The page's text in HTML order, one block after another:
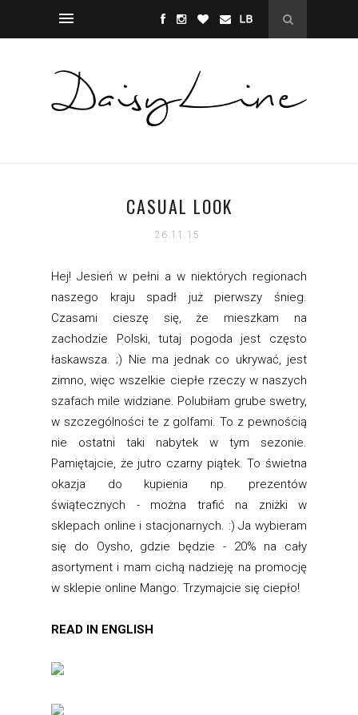
CASUAL LOOK
26.11.15
Hej! Jesień w pełni a w niektórych regionach
naszego kraju spadł już pierwszy śnieg.
Czasami cieszę się, że mieszkam na
zachodzie Polski, tutaj pogoda jest często
łaskawsza. ;) Nie ma jednak co ukrywać, jest
zimno, więc wszelkie ciepłe rzeczy w naszych
szafach mile widziane. Polubiłam grube swetry,
w szczególności te z golfami. To z pewnością
nie ostatni taki nabytek w tym sezonie.
Pamiętajcie, że jutro czarny piątek. To świetna
okazja do kupienia np. prezentów
świątecznych - można trafić na zniżki w
sklepach online i stacjonarnych. :) Ja wybieram
się do Oysho, gdzie będzie - 20% na cały
asortyment i mam cichą nadzieję na promocję
w sklepie online Mango. Trzymajcie się ciepło!
READ IN ENGLISH